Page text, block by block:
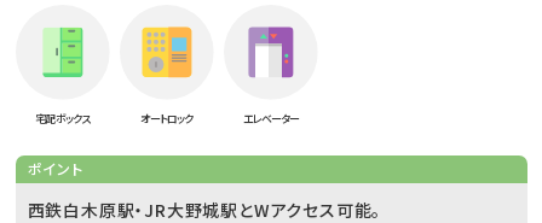
宅配ボックス オートロック エレベーター
ポイント
西鉄白木原駅・JR大野城駅とWアクセス可能。